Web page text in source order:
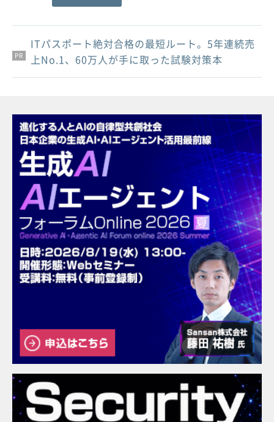
PR
PR
PR
ITパスポート絶対合格の最短ルート。5年連続売
上No.1、60万人が手に取った試験対策本